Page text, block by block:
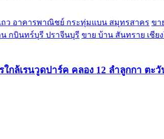
ว อาคารพาณิชย์ กระทุ่มแบน สมุทรสาคร ขา
กบินทร์บุรี ปราจีนบุรี ขาย บ้าน สันทราย เชีย
ล้เรนวูดปาร์ค คลอง 12 ลำลูกกา ตะวั